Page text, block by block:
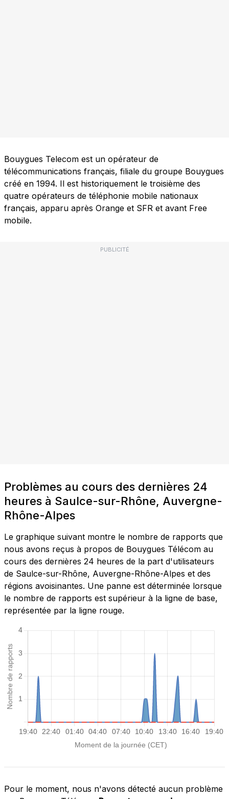
Bouygues Telecom est un opérateur de
télécommunications français, filiale du groupe Bouygues
créé en 1994. Il est historiquement le troisième des
quatre opérateurs de téléphonie mobile nationaux
français, apparu après Orange et SFR et avant Free
mobile.
PUBLICITÉ
Problèmes au cours des dernières 24
heures à Saulce-sur-Rhône, Auvergne-
Rhône-Alpes
Le graphique suivant montre le nombre de rapports que
nous avons reçus à propos de Bouygues Télécom au
cours des dernières 24 heures de la part d'utilisateurs
de Saulce-sur-Rhône, Auvergne-Rhône-Alpes et des
régions avoisinantes. Une panne est déterminée lorsque
le nombre de rapports est supérieur à la ligne de base,
représentée par la ligne rouge.
Pour le moment, nous n'avons détecté aucun problème